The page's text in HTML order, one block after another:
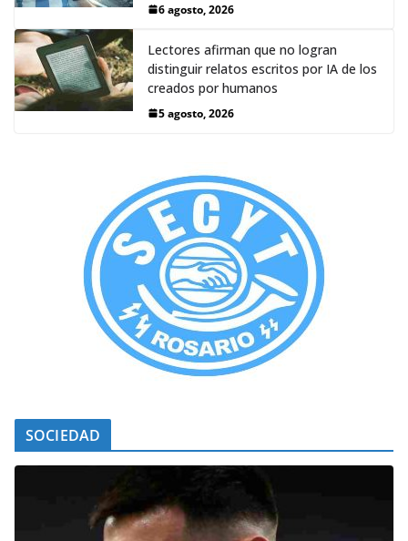
6 agosto, 2026
Lectores afirman que no logran
distinguir relatos escritos por IA de los
creados por humanos
5 agosto, 2026
SOCIEDAD